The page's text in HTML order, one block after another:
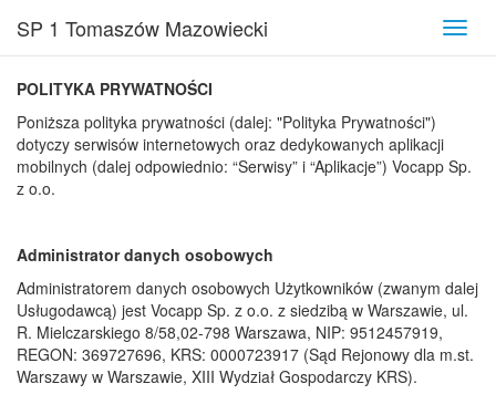
SP 1 Tomaszów Mazowiecki
POLITYKA PRYWATNOŚCI
Poniższa polityka prywatności (dalej: "Polityka Prywatności")
dotyczy serwisów internetowych oraz dedykowanych aplikacji
mobilnych (dalej odpowiednio: “Serwisy” i “Aplikacje”) Vocapp Sp.
z o.o.
Administrator danych osobowych
Administratorem danych osobowych Użytkowników (zwanym dalej
Usługodawcą) jest Vocapp Sp. z o.o. z siedzibą w Warszawie, ul.
R. Mielczarskiego 8/58,02-798 Warszawa, NIP: 9512457919,
REGON: 369727696, KRS: 0000723917 (Sąd Rejonowy dla m.st.
Warszawy w Warszawie, XIII Wydział Gospodarczy KRS).